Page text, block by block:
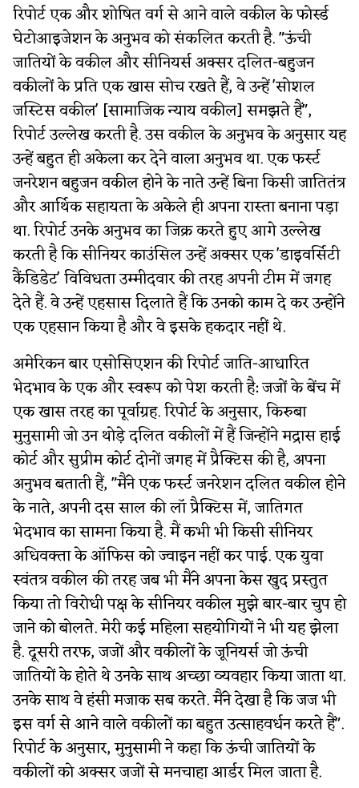
रिपोर्ट एक और शोषित वर्ग से आने वाले वकील के फोर्स्ड
घेटोआइजेशन के अनुभव को संकलित करती है. "ऊंची
जातियों के वकील और सीनियर्स अक्सर दलित-बहुजन
वकीलों के प्रति एक खास सोच रखते हैं, वे उन्हें 'सोशल
जस्टिस वकील' [सामाजिक न्याय वकील] समझते हैं",
रिपोर्ट उल्लेख करती है. उस वकील के अनुभव के अनुसार यह
उन्हें बहुत ही अकेला कर देने वाला अनुभव था. एक फर्स्ट
जनरेशन बहुजन वकील होने के नाते उन्हें बिना किसी जातितंत्र
और आर्थिक सहायता के अकेले ही अपना रास्ता बनाना पड़ा
था. रिपोर्ट उनके अनुभव का जिक्र करते हुए आगे उल्लेख
करती है कि सीनियर काउंसिल उन्हें अक्सर एक 'डाइवर्सिटी
कैंडिडेट' विविधता उम्मीदवार की तरह अपनी टीम में जगह
देते हैं. वे उन्हें एहसास दिलाते हैं कि उनको काम दे कर उन्होंने
एक एहसान किया है और वे इसके हकदार नहीं थे.
अमेरिकन बार एसोसिएशन की रिपोर्ट जाति-आधारित
भेदभाव के एक और स्वरूप को पेश करती है: जजों के बेंच में
एक खास तरह का पूर्वाग्रह. रिपोर्ट के अनुसार, किरुबा
मुनुसामी जो उन थोड़े दलित वकीलों में हैं जिन्होंने मद्रास हाई
कोर्ट और सुप्रीम कोर्ट दोनों जगह में प्रैक्टिस की है, अपना
अनुभव बताती हैं, "मैंने एक फर्स्ट जनरेशन दलित वकील होने
के नाते, अपनी दस साल की लॉ प्रैक्टिस में, जातिगत
भेदभाव का सामना किया है. मैं कभी भी किसी सीनियर
अधिवक्ता के ऑफिस को ज्वाइन नहीं कर पाई. एक युवा
स्वंतत्र वकील की तरह जब भी मैंने अपना केस खुद प्रस्तुत
किया तो विरोधी पक्ष के सीनियर वकील मुझे बार-बार चुप हो
जाने को बोलते. मेरी कई महिला सहयोगियों ने भी यह झेला
है. दूसरी तरफ, जजों और वकीलों के जूनियर्स जो ऊंची
जातियों के होते थे उनके साथ अच्छा व्यवहार किया जाता था.
उनके साथ वे हंसी मजाक सब करते. मैंने देखा है कि जज भी
इस वर्ग से आने वाले वकीलों का बहुत उत्साहवर्धन करते हैं".
रिपोर्ट के अनुसार, मुनुसामी ने कहा कि ऊंची जातियों के
वकीलों को अक्सर जजों से मनचाहा आर्डर मिल जाता है.